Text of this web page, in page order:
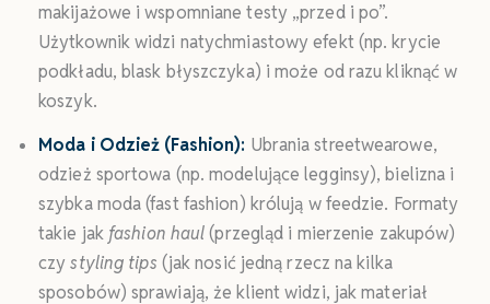
makijażowe i wspomniane testy „przed i po”.
Użytkownik widzi natychmiastowy efekt (np. krycie
podkładu, blask błyszczyka) i może od razu kliknąć w
koszyk.
Moda i Odzież (Fashion): Ubrania streetwearowe,
odzież sportowa (np. modelujące legginsy), bielizna i
szybka moda (fast fashion) królują w feedzie. Formaty
takie jak fashion haul(przegląd i mierzenie zakupów)
czystyling tips (jak nosić jedną rzecz na kilka
sposobów) sprawiają, że klient widzi, jak materiał